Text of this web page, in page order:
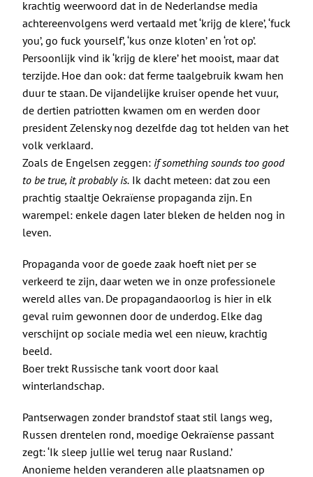
Raadgevers
Actueel
Contact
krachtig weerwoord dat in de Nederlandse media
achtereenvolgens werd vertaald met ‘krijg de klere’, ‘fuck
you’, go fuck yourself’, ‘kus onze kloten’ en ‘rot op’.
Persoonlijk vind ik ‘krijg de klere’ het mooist, maar dat
terzijde. Hoe dan ook: dat ferme taalgebruik kwam hen
duur te staan. De vijandelijke kruiser opende het vuur,
de dertien patriotten kwamen om en werden door
president Zelensky nog dezelfde dag tot helden van het
volk verklaard.
Zoals de Engelsen zeggen: if something sounds too good
to be true, it probably is.Ik dacht meteen: dat zou een
prachtig staaltje Oekraïense propaganda zijn. En
warempel: enkele dagen later bleken de helden nog in
leven.
Propaganda voor de goede zaak hoeft niet per se
verkeerd te zijn, daar weten we in onze professionele
wereld alles van. De propagandaoorlog is hier in elk
geval ruim gewonnen door de underdog. Elke dag
verschijnt op sociale media wel een nieuw, krachtig
beeld.
Boer trekt Russische tank voort door kaal
winterlandschap.
Pantserwagen zonder brandstof staat stil langs weg,
Russen drentelen rond, moedige Oekraïense passant
zegt: ‘Ik sleep jullie wel terug naar Rusland.’
Anonieme helden veranderen alle plaatsnamen op